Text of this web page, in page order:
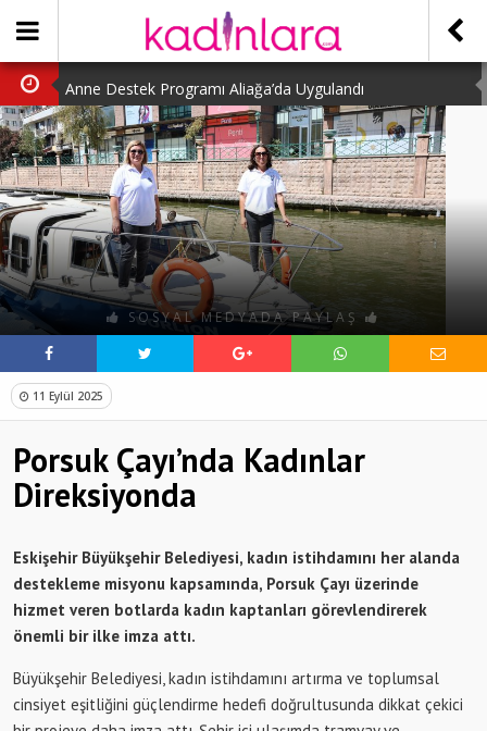
Anne Destek Programı Aliağa’da Uygulandı
Türk Halk Oyunları Topluluğu Büyüledi
Kübra Kuş “Kadınlar Sporda Öncü ve Güçlü”
Çocuklara Özel Kaplumbağa Etkinliği
Kübra Engellilere Umut Oluyor
SOSYAL MEDYADA PAYLAŞ
11 Eylül 2025
Porsuk Çayı’nda Kadınlar
Direksiyonda
Eskişehir Büyükşehir Belediyesi, kadın istihdamını her alanda
destekleme misyonu kapsamında, Porsuk Çayı üzerinde
hizmet veren botlarda kadın kaptanları görevlendirerek
önemli bir ilke imza attı.
Büyükşehir Belediyesi, kadın istihdamını artırma ve toplumsal
cinsiyet eşitliğini güçlendirme hedefi doğrultusunda dikkat çekici